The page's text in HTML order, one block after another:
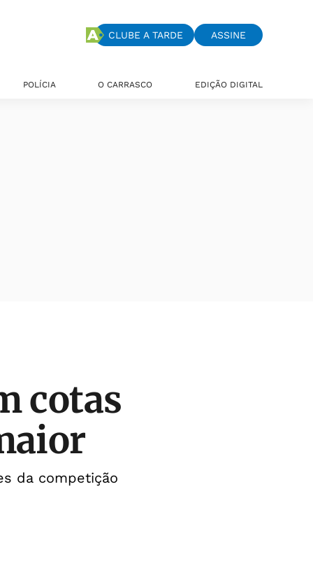
CLUBE A TARDE ASSINE
POLÍCIA O CARRASCO EDIÇÃO DIGITAL
cotas
da competição